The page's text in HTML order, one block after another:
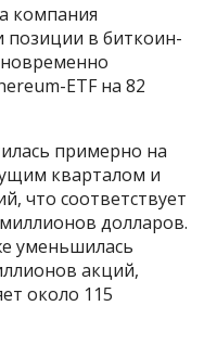
компания
позиции в биткоин-
ETF на 82
примерно на
кварталом и
что соответствует
долларов.
уменьшилась
акций,
около 115